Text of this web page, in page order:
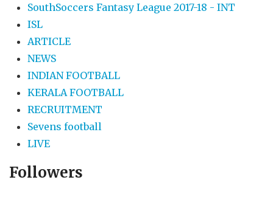
SouthSoccers Fantasy League 2017-18 - INT
ISL
ARTICLE
NEWS
INDIAN FOOTBALL
KERALA FOOTBALL
RECRUITMENT
Sevens football
LIVE
Followers